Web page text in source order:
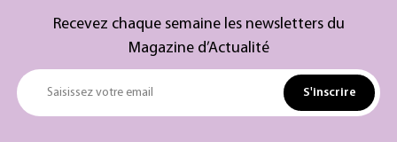
Recevez chaque semaine les newsletters du
Magazine d’Actualité
Saisissez votre email S'inscrire